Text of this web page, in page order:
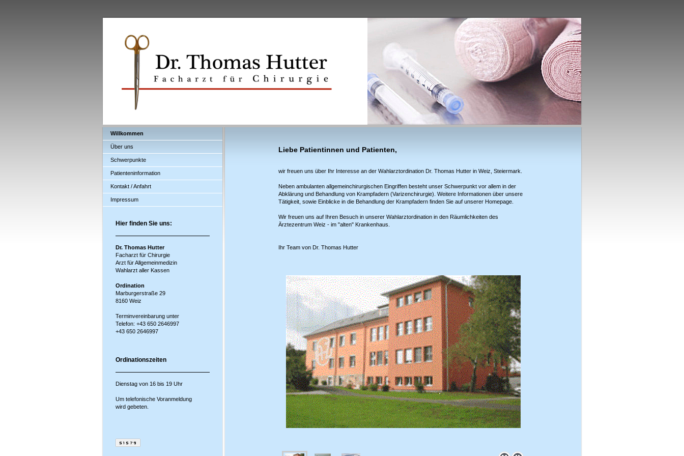
Willkommen
Über uns
Schwerpunkte
Patienteninformation
Kontakt / Anfahrt
Impressum
Hier finden Sie uns:
Dr. Thomas Hutter
Facharzt für Chirurgie
Arzt für Allgemeinmedizin
Wahlarzt aller Kassen
Ordination
Marburgerstraße 29
8160 Weiz
Terminvereinbarung unter
Telefon: +43 650 2646997
+43 650 2646997
Ordinationszeiten
Dienstag von 16 bis 19 Uhr
Um telefonische Voranmeldung
wird gebeten.
Liebe Patientinnen und Patienten,
wir freuen uns über Ihr Interesse an der Wahlarztordination Dr. Thomas Hutter in Weiz, Steiermark.
Neben ambulanten allgemeinchirurgischen Eingriffen besteht unser Schwerpunkt vor allem in der
Abklärung und Behandlung von Krampfadern (Varizenchirurgie). Weitere Informationen über unsere
Tätigkeit, sowie Einblicke in die Behandlung der Krampfadern finden Sie auf unserer Homepage.
Wir freuen uns auf Ihren Besuch in unserer Wahlarztordination in den Räumlichkeiten des
Ärztezentrum Weiz - im "alten" Krankenhaus.
Ihr Team von Dr. Thomas Hutter